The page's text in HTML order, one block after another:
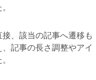
、該当の記事へ遷移も
記事の長さ調整やアイ